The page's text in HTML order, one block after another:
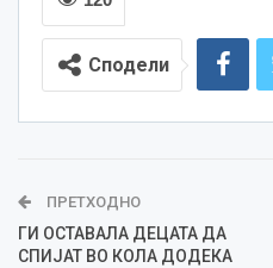
Сподели
ПРЕТХОДНО
ГИ ОСТАВАЛА ДЕЦАТА ДА
СПИЈАТ ВО КОЛА ДОДЕКА